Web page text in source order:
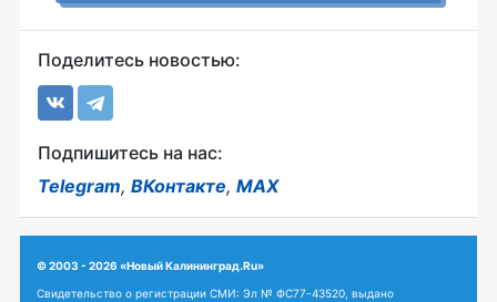
Поделитесь новостью:
Подпишитесь на нас:
Telegram, ВКонтакте, MAX
© 2003 - 2026 «Новый Калининград.Ru»
Свидетельство о регистрации СМИ: Эл № ФС77-43520, выдано